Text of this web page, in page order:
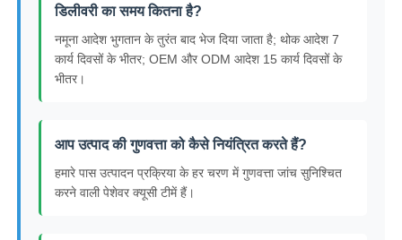
डिलीवरी का समय कितना है?
नमूना आदेश भुगतान के तुरंत बाद भेज दिया जाता है; थोक आदेश 7
कार्य दिवसों के भीतर; OEM और ODM आदेश 15 कार्य दिवसों के
भीतर।
आप उत्पाद की गुणवत्ता को कैसे नियंत्रित करते हैं?
हमारे पास उत्पादन प्रक्रिया के हर चरण में गुणवत्ता जांच सुनिश्चित
करने वाली पेशेवर क्यूसी टीमें हैं।